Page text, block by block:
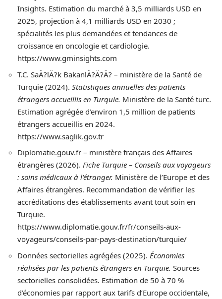
Insights. Estimation du marché à 3,5 milliards USD en
2025, projection à 4,1 milliards USD en 2030 ;
spécialités les plus demandées et tendances de
croissance en oncologie et cardiologie.
https://www.gminsights.com
T.C. SaÄ?lÄ?k BakanlÄ?Ä?Ä? – ministère de la Santé de
Turquie (2024). Statistiques annuelles des patients
étrangers accueillis en Turquie. Ministère de la Santé turc.
Estimation agrégée d’environ 1,5 million de patients
étrangers accueillis en 2024.
https://www.saglik.gov.tr
Diplomatie.gouv.fr – ministère français des Affaires
étrangères (2026). Fiche Turquie – Conseils aux voyageurs
: soins médicaux à l’étranger. Ministère de l’Europe et des
Affaires étrangères. Recommandation de vérifier les
accréditations des établissements avant tout soin en
Turquie.
https://www.diplomatie.gouv.fr/fr/conseils-aux-
voyageurs/conseils-par-pays-destination/turquie/
Données sectorielles agrégées (2025). Économies
réalisées par les patients étrangers en Turquie. Sources
sectorielles consolidées. Estimation de 50 à 70 %
d’économies par rapport aux tarifs d’Europe occidentale,